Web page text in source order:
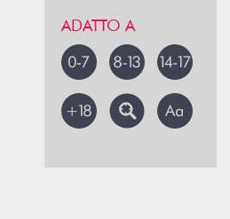
ADATTO A